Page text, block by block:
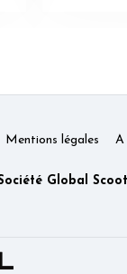
Mentions légales A
Global